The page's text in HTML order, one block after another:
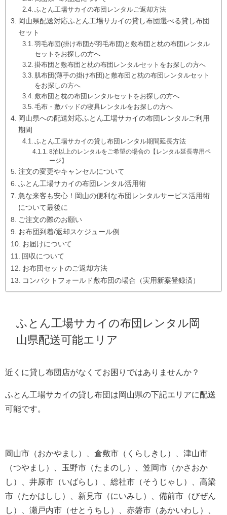
ふとん工場サカイの布団レンタルご返却方法
岡山県配送対応ふとん工場サカイの貸し布団選べる貸し布団
セット
羽毛布団(掛け布団が羽毛布団)と敷布団と枕の布団レンタル
セットをお探しの方へ
掛布団と敷布団と枕の布団レンタルセットをお探しの方へ
肌布団(薄手の掛け布団)と敷布団と枕の布団レンタルセット
をお探しの方へ
敷布団と枕の布団レンタルセットをお探しの方へ
毛布・敷パッドの寝具レンタルをお探しの方へ
岡山県への配送対応ふとん工場サカイの布団レンタルご利用
期間
ふとん工場サカイの貸し布団レンタル期間延長方法
8泊以上のレンタルをご希望の場合の【レンタル延長専用ペ
ージ】
注文の変更やキャンセルについて
ふとん工場サカイの布団レンタル活用術
急な来客も安心！岡山の便利な布団レンタルサービス活用術
について最後に
ご注文の際のお願い
お布団到着/返却スケジュール例
お届けについて
回収について
お布団セットのご返却方法
コンパクトフォールド敷布団の場合（実用新案登録済）
ふとん工場サカイの布団レンタル岡
山県配送可能エリア
近くに貸し布団店がなくてお困りではありませんか？
ふとん工場サカイの貸し布団は岡山県の下記エリアに配送
可能です。
岡山市（おかやまし）、倉敷市（くらしきし）、津山市
（つやまし）、玉野市（たまのし）、笠岡市（かさおか
し）、井原市（いばらし）、総社市（そうじゃし）、高梁
市（たかはしし）、新見市（にいみし）、備前市（びぜん
し）、瀬戸内市（せとうちし）、赤磐市（あかいわし）、